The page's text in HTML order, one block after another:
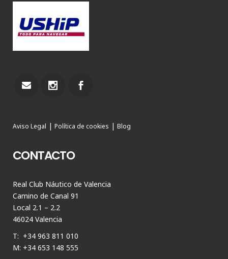
Aviso Legal | Política de cookies | Blog
CONTACTO
Real Club Náutico de Valencia
Camino de Canal 91
Local 2.1 – 2.2
46024 Valencia
T: +34 963 811 010
M: +34 653 148 555